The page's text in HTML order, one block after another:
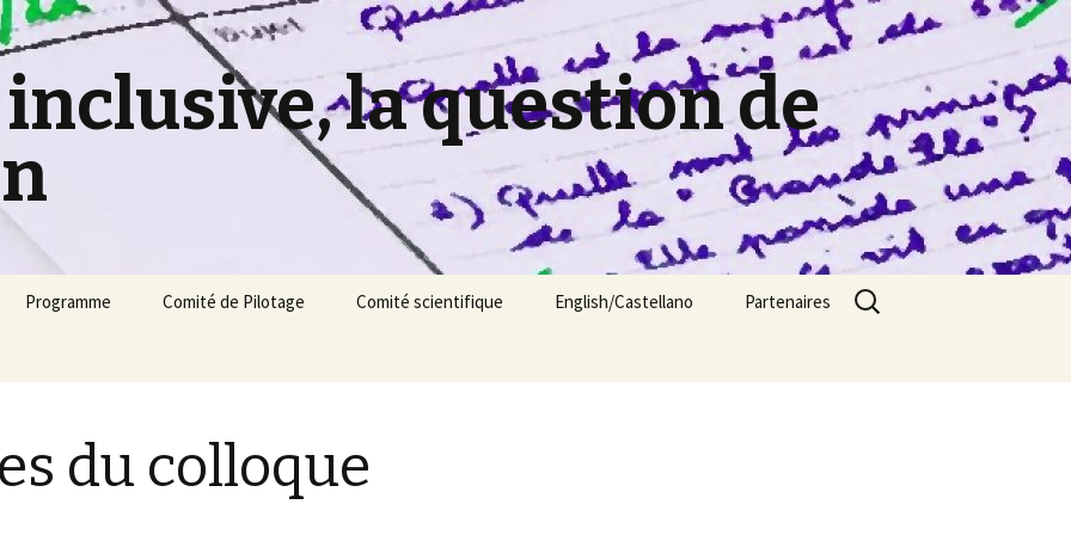
la question de
Programme Comité de Pilotage Comité scientifique English/Castellano Partenaires
Rechercher :
du colloque